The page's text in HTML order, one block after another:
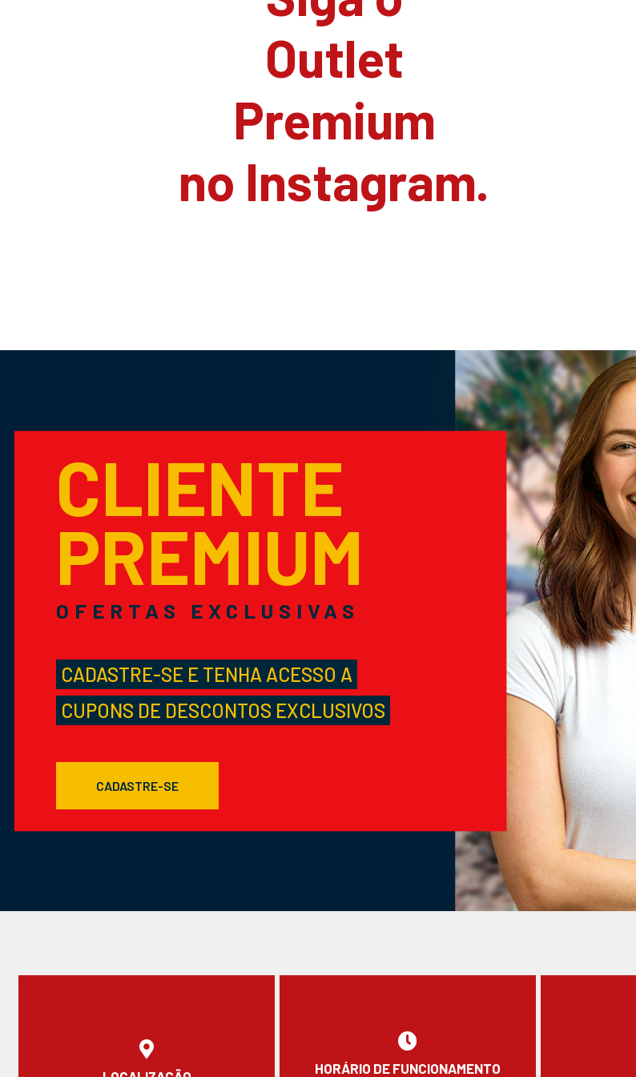
Outlet
Premium
no Instagram.
CLIENTE
PREMIUM
OFERTAS EXCLUSIVAS
CADASTRE-SE E TENHA ACESSO A
CUPONS DE DESCONTOS EXCLUSIVOS
CADASTRE-SE
HORÁRIO DE FUNCIONAMENTO